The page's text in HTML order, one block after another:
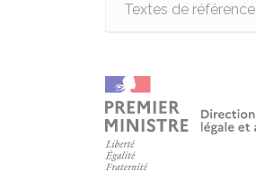
Textes de référence